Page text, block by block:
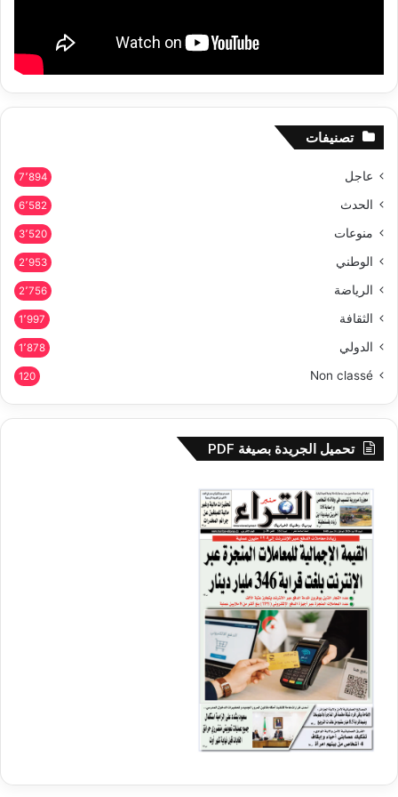
تصنيفات
عاجل 7٬894
الحدث 6٬582
منوعات 3٬520
الوطني 2٬953
الرياضة 2٬756
الثقافة 1٬997
الدولي 1٬878
Non classé
120
تحميل الجريدة بصيغة PDF